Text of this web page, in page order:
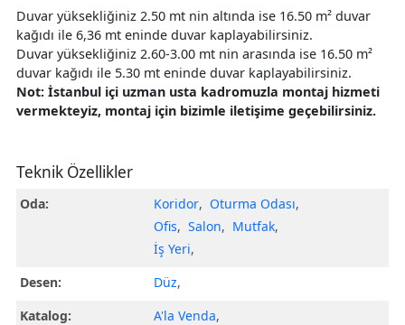
Duvar yüksekliğiniz 2.50 mt nin altında ise 16.50 m² duvar
kağıdı ile 6,36 mt eninde duvar kaplayabilirsiniz.
Duvar yüksekliğiniz 2.60-3.00 mt nin arasında ise 16.50 m²
duvar kağıdı ile 5.30 mt eninde duvar kaplayabilirsiniz.
Not: İstanbul içi uzman usta kadromuzla montaj hizmeti
vermekteyiz, montaj için bizimle iletişime geçebilirsiniz.
Teknik Özellikler
Oda: Koridor, Oturma Odası,
Ofis, Salon, Mutfak,
İş Yeri,
Desen:
Düz,
Katalog:
A'la Venda,